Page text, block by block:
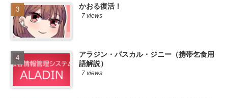
かおる復活！
7 views
アラジン・パスカル・ジニー（携帯乞食用
語解説）
7 views